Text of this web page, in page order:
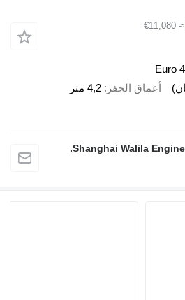
≈ €11,080
Euro 4
أعماق الحفر 4,2 متر
Shanghai Walila